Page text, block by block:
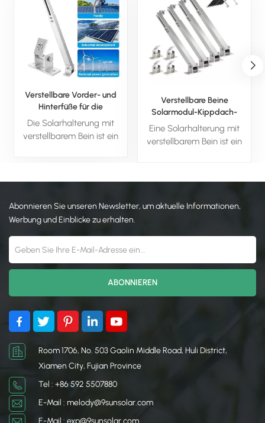
Verstellbare Vorder- und
Hinterfüße für die
Neigungshalterung des
Solarmoduls
Die Solarhalterung mit
verstellbarem Bein ist ein
ermöglicht eine präzise
Neigung der Module, um
die Sonneneinstrahlung je
optimieren. Dies bietet eine
einfache, kostengünstige
und hocheffiziente Lösung
und landwirtschaftlichen
Bereich.
Verstellbare Beine
Solarmodul-Kippdach-
Montagehalterung
Eine Solarhalterung mit
verstellbarem Bein ist ein
bodenmontierte
Hauptmerkmal sind die
ermöglichen, um die
Sonneneinstrahlung und
die Energieproduktion das
saisonale Anpassungen
private, gewerbliche und
Abonnieren Sie unseren Newsletter, um aktuelle Informationen,
Werbung und Einblicke zu erhalten.
Room 1706, No. 503 Gaolin Middle Road, Huli District,
Xiamen City, Fujian Province
Tel : +86 592 5507880
E-Mail : melody@9sunsolar.com
E-Mail : exp@9sunsolar.com